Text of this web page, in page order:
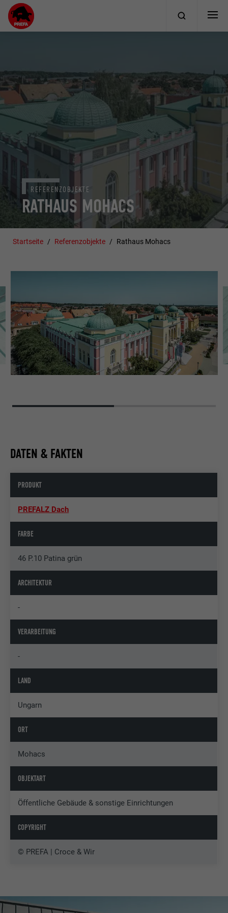
RATHAUS MOHACS
REFERENZOBJEKTE
Startseite Referenzobjekte Rathaus Mohacs
DATEN & FAKTEN
PRODUKT
PREFALZ Dach
FARBE
46 P.10 Patina grün
ARCHITEKTUR
-
VERARBEITUNG
-
LAND
Ungarn
ORT
Mohacs
OBJEKTART
Öffentliche Gebäude & sonstige Einrichtungen
COPYRIGHT
© PREFA | Croce & Wir